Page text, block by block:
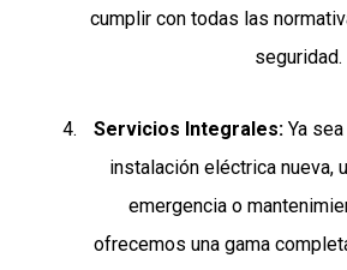
cumplir con todas las
seguridad.
Servicios Integrales: Ya
instalación eléctrica nueva,
emergencia o
ofrecemos una gama